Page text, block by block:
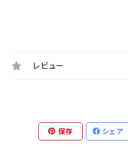
レビュー
保存 シェア